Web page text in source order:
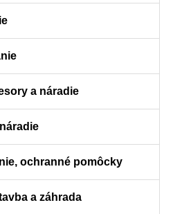
a náradie
ochranné pomôcky
a záhrada